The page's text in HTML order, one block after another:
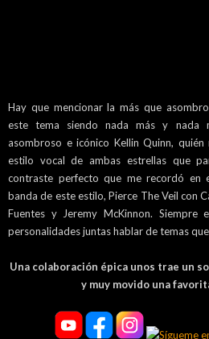
Hay que mencionar la más que
este tema siendo nada más y nada
asombroso e icónico Kellin Quinn, quién
estilo vocal de ambas estrellas que
contraste perfecto que me recordó en
banda de este estilo, Pierce The Veil con
Fuentes y Jeremy McKinnon. Siempre
personalidades juntas hablar de temas
Una colaboración épica unos trae un
y muy movido una